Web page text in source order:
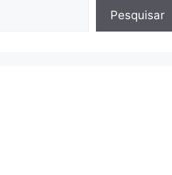
Pesquisar